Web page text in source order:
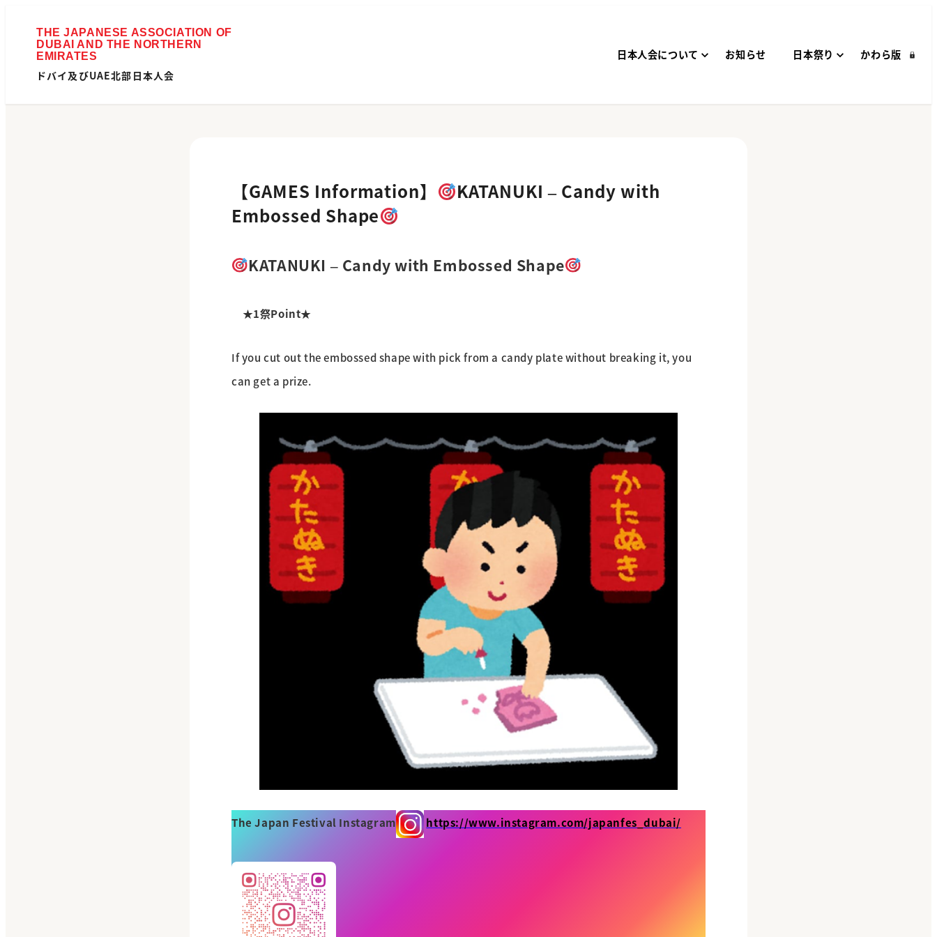
ドバイ及びUAE北部日本人会
日本人会について お知らせ 日本祭り かわら版
【GAMES Information】
KATANUKI – Candy with
Embossed Shape
KATANUKI – Candy with Embossed Shape
★1祭Point★
If you cut out the embossed shape with pick from a candy plate without breaking it, you
can get a prize.
The Japan Festival Instagram https://www.instagram.com/japanfes_dubai/